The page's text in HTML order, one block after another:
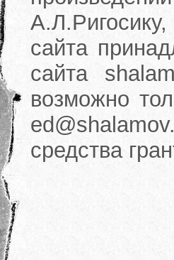
сайта
сайта
возможно
средства